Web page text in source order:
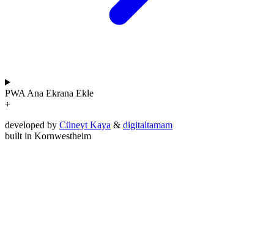
PWA Ana Ekrana Ekle
+
developed by Cüneyt Kaya & digitaltamam
built in Kornwestheim